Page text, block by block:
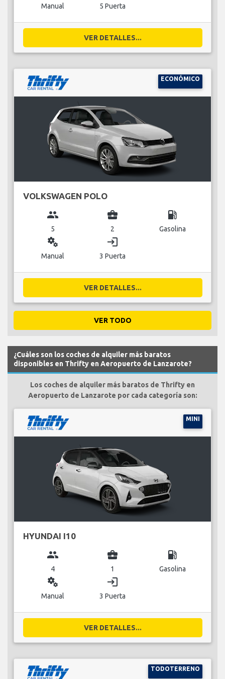
Manual 5 Puerta
VER DETALLES...
ECONÓMICO
VOLKSWAGEN POLO
group
5
business_center
2
local_gas_station
Gasolina
miscellaneous_services
Manual
login
3 Puerta
VER DETALLES...
VER TODO
¿Cuáles son los coches de alquiler más baratos
disponibles en Thrifty en Aeropuerto de Lanzarote?
Los coches de alquiler más baratos de Thrifty en
Aeropuerto de Lanzarote por cada categoría son:
MINI
HYUNDAI I10
group
4
business_center
1
local_gas_station
Gasolina
miscellaneous_services
Manual
login
3 Puerta
VER DETALLES...
TODOTERRENO